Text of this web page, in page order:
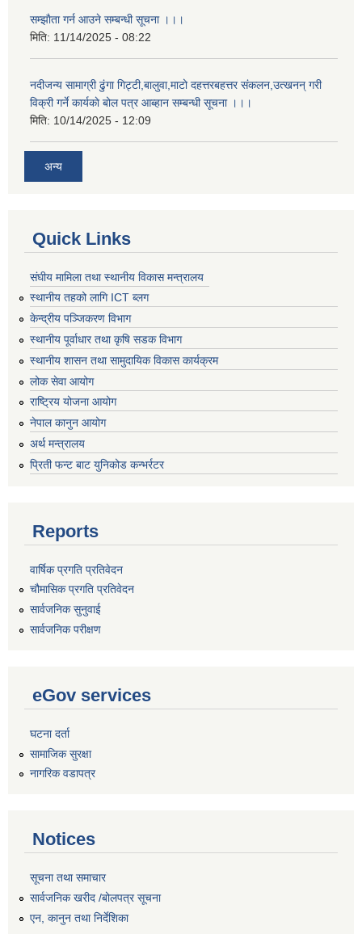
सम्झाैता गर्न आउने सम्बन्धी सूचना ।।।
मिति: 11/14/2025 - 08:22
नदीजन्य सामाग्री ढुंगा गिट्टी,बालुवा,माटो दहत्तरबहत्तर संकलन,उत्खनन् गरी
विक्री गर्ने कार्यकाे बोल पत्र आब्हान सम्बन्धी सूचना ।।।
मिति: 10/14/2025 - 12:09
अन्य
Quick Links
संघीय मामिला तथा स्थानीय विकास मन्त्रालय
स्थानीय तहको लागि ICT ब्लग
केन्द्रीय पञ्जिकरण विभाग
स्थानीय पूर्वाधार तथा कृषि सडक विभाग
स्थानीय शासन तथा सामुदायिक विकास कार्यक्रम
लोक सेवा आयोग
राष्ट्रिय योजना आयोग
नेपाल कानुन आयोग
अर्थ मन्त्रालय
प्रिती फन्ट बाट युनिकोड कन्भर्रटर
Reports
वार्षिक प्रगति प्रतिवेदन
चौमासिक प्रगति प्रतिवेदन
सार्वजनिक सुनुवाई
सार्वजनिक परीक्षण
eGov services
घटना दर्ता
सामाजिक सुरक्षा
नागरिक वडापत्र
Notices
सूचना तथा समाचार
सार्वजनिक खरीद /बोलपत्र सूचना
एन, कानुन तथा निर्देशिका